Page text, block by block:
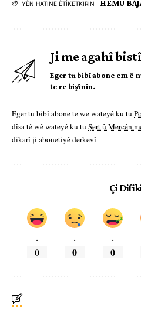
YÊN HATINE ÊTÎKETKIRIN HEMÛ
Ji me agahî
Eger tu bibî abone em ê
te re bişînin.
Eger tu bibî abone te we wateyê ku tu
dîsa tê wê wateyê ku tu Şert û Mercên
dikarî ji abonetiyê derkevî
Çi
.
0
.
0
.
0